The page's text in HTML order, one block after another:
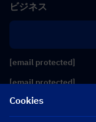
ビジネス
[email protected]
[email protected]
フォローする
Cookies